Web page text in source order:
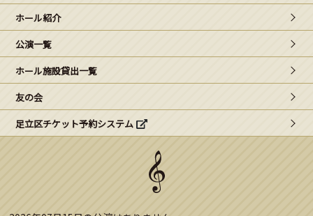
こどもみーてぃんぐ
Gがくえん
ブランドからのお知らせ
ホール紹介
公演一覧
ホール施設貸出一覧
友の会
足立区チケット予約システム